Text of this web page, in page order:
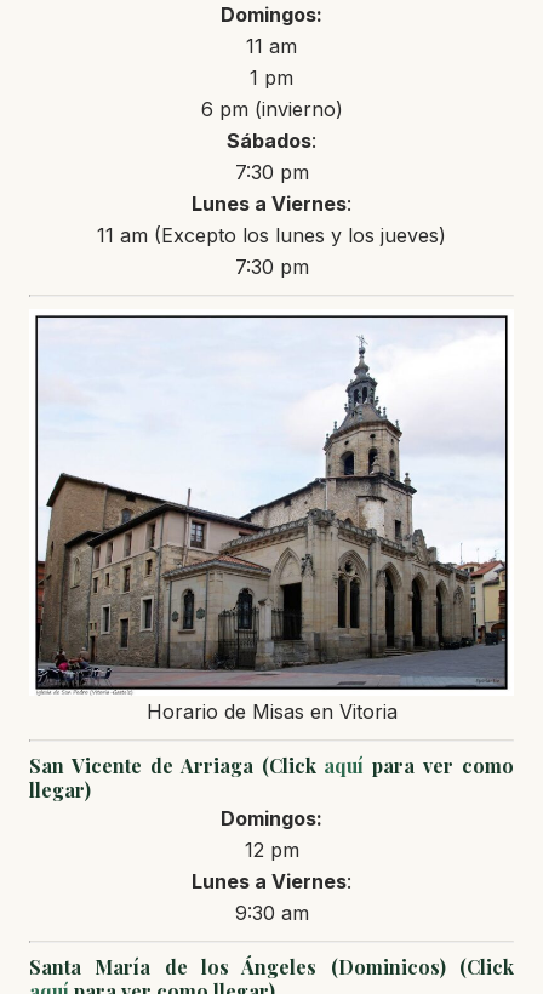
Domingos:
11 am
1 pm
6 pm (invierno)
Sábados:
7:30 pm
Lunes a Viernes:
11 am (Excepto los lunes y los jueves)
7:30 pm
Horario de Misas en Vitoria
San Vicente de Arriaga (Click aquí para ver como
llegar)
Domingos:
12 pm
Lunes a Viernes:
9:30 am
Santa María de los Ángeles (Dominicos) (Click